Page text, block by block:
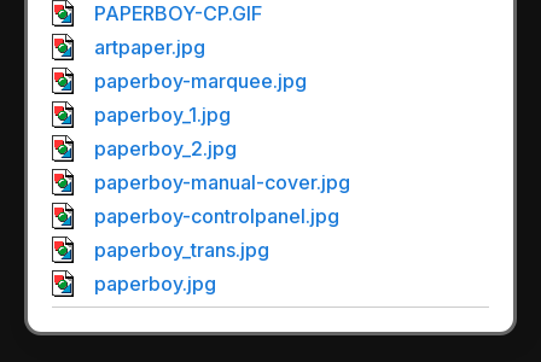
PAPERBOY-CP.GIF
artpaper.jpg
paperboy-marquee.jpg
paperboy_1.jpg
paperboy_2.jpg
paperboy-manual-cover.jpg
paperboy-controlpanel.jpg
paperboy_trans.jpg
paperboy.jpg